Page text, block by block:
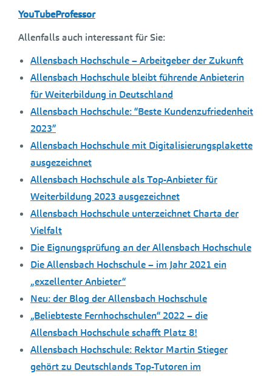
YouTubeProfessor
Allenfalls auch interessant für Sie:
Allensbach Hochschule – Arbeitgeber der Zukunft
Allensbach Hochschule bleibt führende Anbieterin
für Weiterbildung in Deutschland
Allensbach Hochschule: “Beste Kundenzufriedenheit
2023”
Allensbach Hochschule mit Digitalisierungsplakette
ausgezeichnet
Allensbach Hochschule als Top-Anbieter für
Weiterbildung 2023 ausgezeichnet
Allensbach Hochschule unterzeichnet Charta der
Vielfalt
Die Eignungsprüfung an der Allensbach Hochschule
Die Allensbach Hochschule – im Jahr 2021 ein
„exzellenter Anbieter“
Neu: der Blog der Allensbach Hochschule
„Beliebteste Fernhochschulen“ 2022 – die
Allensbach Hochschule schafft Platz 8!
Allensbach Hochschule: Rektor Martin Stieger
gehört zu Deutschlands Top-Tutoren im